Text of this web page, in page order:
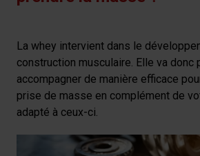
La whey intervient dans le
construction musculaire. Elle va donc
accompagner de manière efficace
prise de masse en complément de
adapté à ceux-ci.